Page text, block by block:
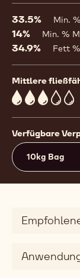
33.5% Min.
14% Min. %
34.9% Fett %
Mittlere
3
Verfügbare
10kg Bag